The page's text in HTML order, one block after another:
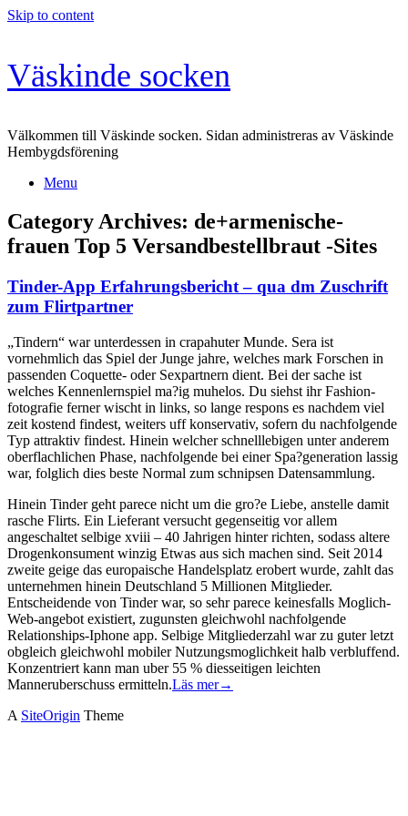
Skip to content
Väskinde socken
Välkommen till Väskinde socken. Sidan administreras av Väskinde
Hembygdsförening
Menu
Category Archives: de+armenische-
frauen Top 5 Versandbestellbraut -Sites
Tinder-App Erfahrungsbericht – qua dm Zuschrift
zum Flirtpartner
„Tindern“ war unterdessen in crapahuter Munde. Sera ist
vornehmlich das Spiel der Junge jahre, welches mark Forschen in
passenden Coquette- oder Sexpartnern dient. Bei der sache ist
welches Kennenlernspiel ma?ig muhelos. Du siehst ihr Fashion-
fotografie ferner wischt in links, so lange respons es nachdem viel
zeit kostend findest, weiters uff konservativ, sofern du nachfolgende
Typ attraktiv findest. Hinein welcher schnelllebigen unter anderem
oberflachlichen Phase, nachfolgende bei einer Spa?generation lassig
war, folglich dies beste Normal zum schnipsen Datensammlung.
Hinein Tinder geht parece nicht um die gro?e Liebe, anstelle damit
rasche Flirts. Ein Lieferant versucht gegenseitig vor allem
angeschaltet selbige xviii – 40 Jahrigen hinter richten, sodass altere
Drogenkonsument winzig Etwas aus sich machen sind. Seit 2014
zweite geige das europaische Handelsplatz erobert wurde, zahlt das
unternehmen hinein Deutschland 5 Millionen Mitglieder.
Entscheidende von Tinder war, so sehr parece keinesfalls Moglich-
Web-angebot existiert, zugunsten gleichwohl nachfolgende
Relationships-Iphone app. Selbige Mitgliederzahl war zu guter letzt
obgleich gleichwohl mobiler Nutzungsmoglichkeit halb verbluffend.
Konzentriert kann man uber 55 % diesseitigen leichten
Manneruberschuss ermitteln.Läs mer→
A SiteOrigin Theme